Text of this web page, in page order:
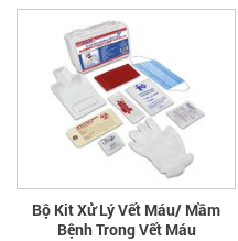
Bộ Kit Xử Lý Vết Máu/ Mầm
Bệnh Trong Vết Máu